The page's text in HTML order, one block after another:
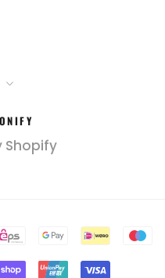
Shopify